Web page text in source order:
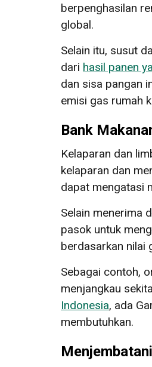
berpenghasilan
global.
Selain itu, susut
dari hasil panen
dan sisa pangan
emisi gas rumah
Bank
Kelaparan dan
kelaparan dan
dapat mengatasi
Selain menerima
pasok untuk
berdasarkan nilai
Sebagai contoh,
menjangkau
Indonesia, ada
membutuhkan.